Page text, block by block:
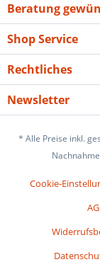
Beratung
Shop Service
Rechtliches
Newsletter
* Alle Preise inkl.
Cookie-